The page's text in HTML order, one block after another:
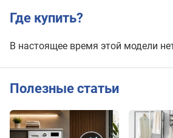
Где купить?
В настоящее время этой модели
Полезные статьи